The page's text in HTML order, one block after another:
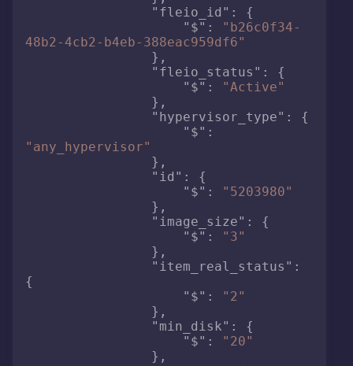
"fleio_id" :
{
"$" :
"b26c0f34-
48b2-4cb2-b4eb-388eac959df6"
} ,
"fleio_status" :
{
"$" :
"Active"
} ,
"hypervisor_type" :
{
"$" :
"any_hypervisor"
} ,
"id" :
{
"$" :
"5203980"
} ,
"image_size" :
{
"$" :
"3"
} ,
"item_real_status" :
{
"$" :
"2"
} ,
"min_disk" :
{
"$" :
"20"
} ,